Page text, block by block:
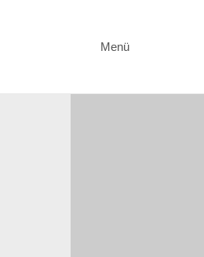
Menü